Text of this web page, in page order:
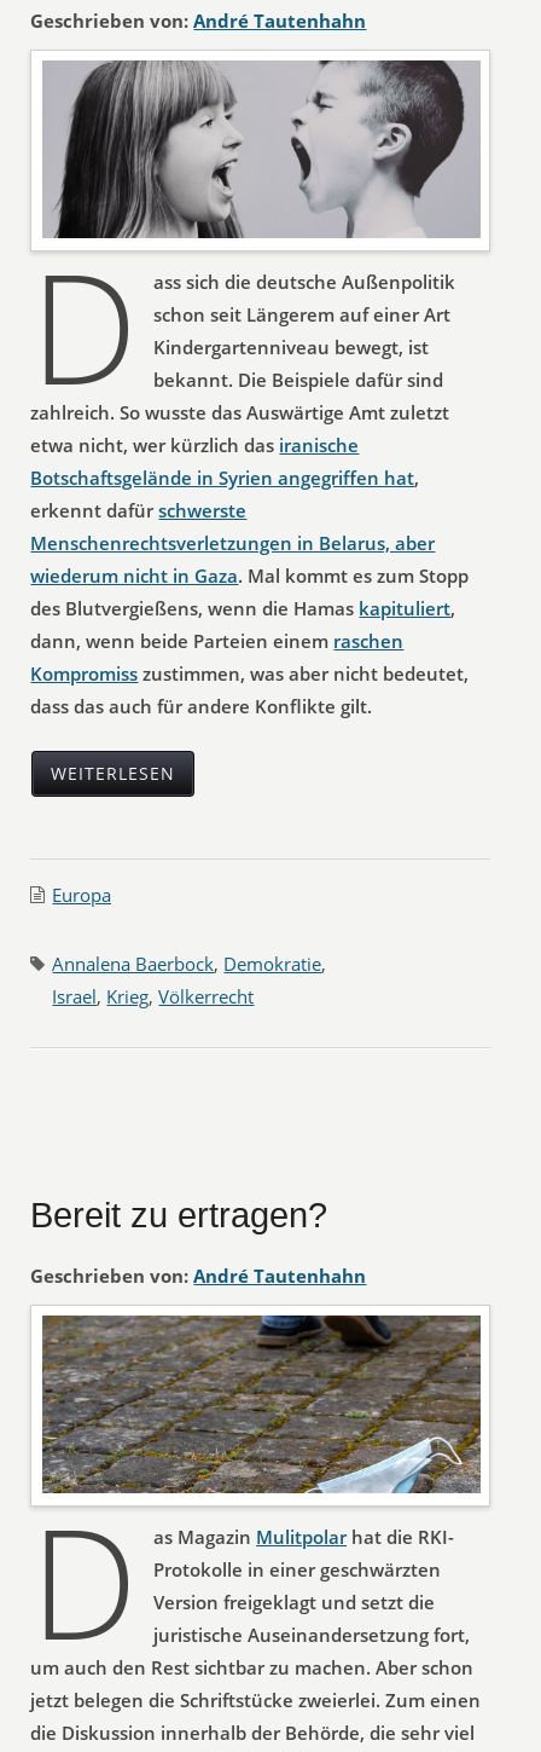
Geschrieben von: André Tautenhahn
D
ass sich die deutsche Außenpolitik
schon seit Längerem auf einer Art
Kindergartenniveau bewegt, ist
bekannt. Die Beispiele dafür sind
zahlreich. So wusste das Auswärtige Amt zuletzt
etwa nicht, wer kürzlich das iranische
Botschaftsgelände in Syrien angegriffen hat,
erkennt dafürschwerste
Menschenrechtsverletzungen in Belarus, aber
wiederum nicht in Gaza. Mal kommt es zum Stopp
des Blutvergießens, wenn die Hamas kapituliert,
dann, wenn beide Parteien einem raschen
Kompromiss zustimmen, was aber nicht bedeutet,
dass das auch für andere Konflikte gilt.
WEITERLESEN
Europa
Annalena Baerbock, Demokratie,
Israel, Krieg,Völkerrecht
Bereit zu ertragen?
Geschrieben von: André Tautenhahn
D as Magazin Mulitpolarhat die RKI-
Protokolle in einer geschwärzten
Version freigeklagt und setzt die
juristische Auseinandersetzung fort,
um auch den Rest sichtbar zu machen. Aber schon
jetzt belegen die Schriftstücke zweierlei. Zum einen
die Diskussion innerhalb der Behörde, die sehr viel